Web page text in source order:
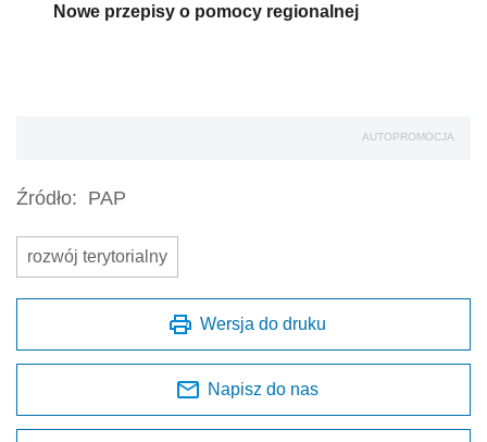
Nowe przepisy o pomocy regionalnej
AUTOPROMOCJA
Źródło: PAP
rozwój terytorialny
Wersja do druku
Napisz do nas